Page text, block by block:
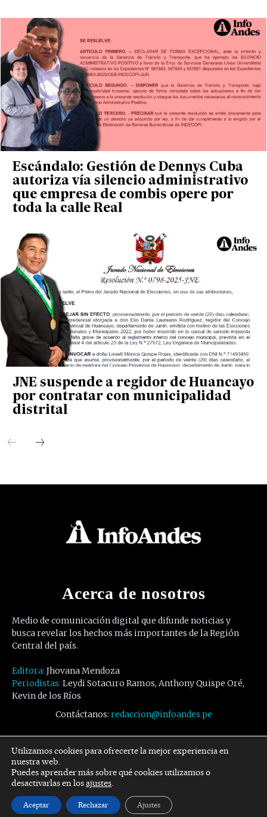
Escándalo: Gestión de Dennys Cuba
autoriza vía silencio administrativo
que empresa de combis opere por
toda la calle Real
JNE suspende a regidor de Huancayo
por contratar con municipalidad
distrital
Acerca de nosotros
Medio de comunicación digital que difunde noticias y
busca revelar los hechos más importantes de la Región
Central del país.
Editora: Jhovana Mendoza
Periodistas: Leydi Sotacuro Ramos, Anthony Quispe Oré,
Kevin de los Ríos
Contáctanos: redaccion@infoandes.pe
Síguenos
Facebook Twitter Youtube
Utilizamos cookies para ofrecerte la mejor experiencia en
nuestra web.
Puedes aprender más sobre qué cookies utilizamos o
desactivarlas en losajustes.
Aceptar Rechazar Ajustes